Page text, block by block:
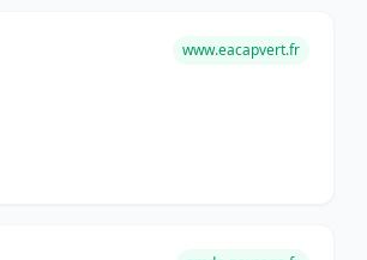
www.eacapvert.fr